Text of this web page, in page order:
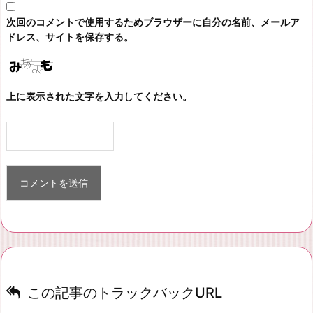
次回のコメントで使用するためブラウザーに自分の名前、メールア
ドレス、サイトを保存する。
上に表示された文字を入力してください。
この記事のトラックバックURL